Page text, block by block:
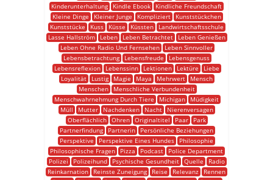
Kinderunterhaltung
Kindle Ebook
Kindliche Freundschaft
Kleine Dinge
Kleiner Junge Kompliziert
Kunststückchen
Kunststücke
Kuss Küsse Küssten
Landwirtschaftsschule
Lasse Hallström
Leben Leben Betrachtet
Leben Genießen
Leben Ohne Radio Und Fernsehen
Leben Sinnvoller
Lebensbetrachtung
Lebensfreude
Lebensgenuss
Lebensreflexion
Lebenssinn Lektionen Lektüre
Liebe
Loyalität
Lustig Magie Maya Mehrwert
Mensch
Menschen
Menschliche Verbundenheit
Menschwahrnehmung Durch Tiere
Michigan
Müdigkeit
Müll
Mutter Nachdenken Nacht
Nierenversagen
Oberflächlich
Ohren Originaltitel Paar
Park
Partnerfindung
Partnerin
Persönliche Beziehungen
Perspektive
Perspektive Eines Hundes
Philosophie
Philosophische Fragen
Pizza Podcast
Police Department
Polizei
Polizeihund Psychische Gesundheit Quelle
Radio
Reinkarnation
Reinste Zuneigung Reise Relevanz
Rennen